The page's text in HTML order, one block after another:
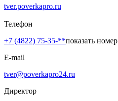
tver.poverkapro.ru
Телефон
+7 (4822) 75-35-**показать номер
E-mail
tver@poverkapro24.ru
Директор